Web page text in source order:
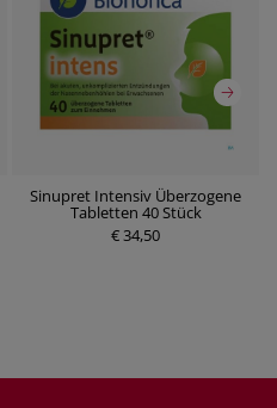
Sinupret Intensiv Überzogene
Tabletten 40 Stück
€ 34,50